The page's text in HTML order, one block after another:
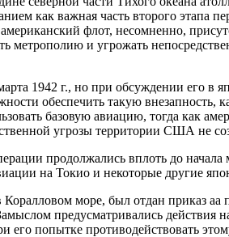
как важная часть второго этапа
флот, несомненно,
метрополию и угрожать
1942 г., но при обсуждении его в
обеспечить такую
базовую авиацию, тогда как
угрозы территории США не
продолжались вплоть до
на Токио и некоторые другие
Коралловом море, был отдан приказ
предусматривались
его попытке противодействовать